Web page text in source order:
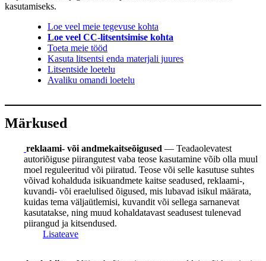
kasutamiseks.
Loe veel meie tegevuse kohta
Loe veel CC-litsentsimise kohta
Toeta meie tööd
Kasuta litsentsi enda materjali juures
Litsentside loetelu
Avaliku omandi loetelu
Märkused
reklaami- või andmekaitseõigused — Teadaolevatest
autoriõiguse piirangutest vaba teose kasutamine võib olla muul
moel reguleeritud või piiratud. Teose või selle kasutuse suhtes
võivad kohalduda isikuandmete kaitse seadused, reklaami-,
kuvandi- või eraelulised õigused, mis lubavad isikul määrata,
kuidas tema väljaütlemisi, kuvandit või sellega sarnanevat
kasutatakse, ning muud kohaldatavast seadusest tulenevad
piirangud ja kitsendused.
Lisateave